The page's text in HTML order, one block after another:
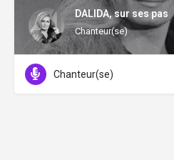
DALIDA, sur ses pas
Chanteur(se)
Chanteur(se)